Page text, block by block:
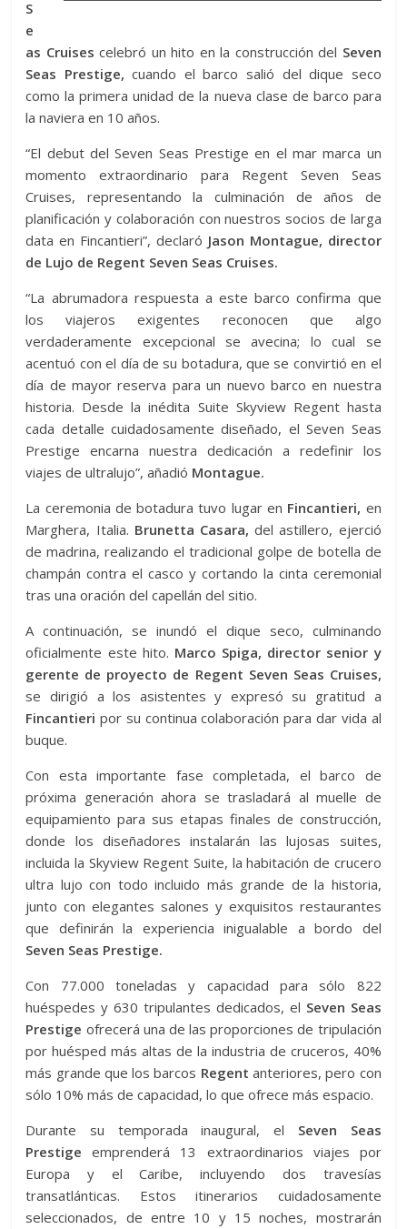
S
e
as Cruises celebró un hito en la construcción del Seven
Seas Prestige, cuando el barco salió del dique seco
como la primera unidad de la nueva clase de barco para
la naviera en 10 años.
“El debut del Seven Seas Prestige en el mar marca un
momento extraordinario para Regent Seven Seas
Cruises, representando la culminación de años de
planificación y colaboración con nuestros socios de larga
data en Fincantieri”, declaró Jason Montague, director
de Lujo de Regent Seven Seas Cruises.
“La abrumadora respuesta a este barco confirma que
los viajeros exigentes reconocen que algo
verdaderamente excepcional se avecina; lo cual se
acentuó con el día de su botadura, que se convirtió en el
día de mayor reserva para un nuevo barco en nuestra
historia. Desde la inédita Suite Skyview Regent hasta
cada detalle cuidadosamente diseñado, el Seven Seas
Prestige encarna nuestra dedicación a redefinir los
viajes de ultralujo”, añadió Montague.
La ceremonia de botadura tuvo lugar en Fincantieri, en
Marghera, Italia. Brunetta Casara, del astillero, ejerció
de madrina, realizando el tradicional golpe de botella de
champán contra el casco y cortando la cinta ceremonial
tras una oración del capellán del sitio.
A continuación, se inundó el dique seco, culminando
oficialmente este hito. Marco Spiga, director senior y
gerente de proyecto de Regent Seven Seas Cruises,
se dirigió a los asistentes y expresó su gratitud a
Fincantieri por su continua colaboración para dar vida al
buque.
Con esta importante fase completada, el barco de
próxima generación ahora se trasladará al muelle de
equipamiento para sus etapas finales de construcción,
donde los diseñadores instalarán las lujosas suites,
incluida la Skyview Regent Suite, la habitación de crucero
ultra lujo con todo incluido más grande de la historia,
junto con elegantes salones y exquisitos restaurantes
que definirán la experiencia inigualable a bordo del
Seven Seas Prestige.
Con 77.000 toneladas y capacidad para sólo 822
huéspedes y 630 tripulantes dedicados, el Seven Seas
Prestige ofrecerá una de las proporciones de tripulación
por huésped más altas de la industria de cruceros, 40%
más grande que los barcos Regent anteriores, pero con
sólo 10% más de capacidad, lo que ofrece más espacio.
Durante su temporada inaugural, el Seven Seas
Prestige emprenderá 13 extraordinarios viajes por
Europa y el Caribe, incluyendo dos travesías
transatlánticas. Estos itinerarios cuidadosamente
seleccionados, de entre 10 y 15 noches, mostrarán